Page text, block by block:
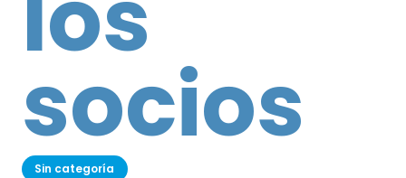
socios
Sin categoría